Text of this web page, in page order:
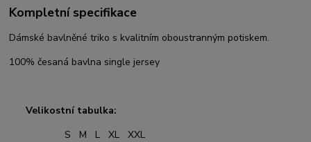
Kompletní specifikace
Dámské bavlněné triko s kvalitním oboustranným potiskem.
100% česaná bavlna single jersey
Velikostní tabulka:
S M L XL XXL